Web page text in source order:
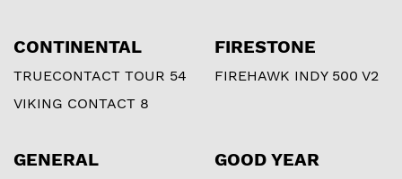
CONTINENTAL
TRUECONTACT TOUR 54
VIKING CONTACT 8
FIRESTONE
FIREHAWK INDY 500 V2
GENERAL GOOD YEAR